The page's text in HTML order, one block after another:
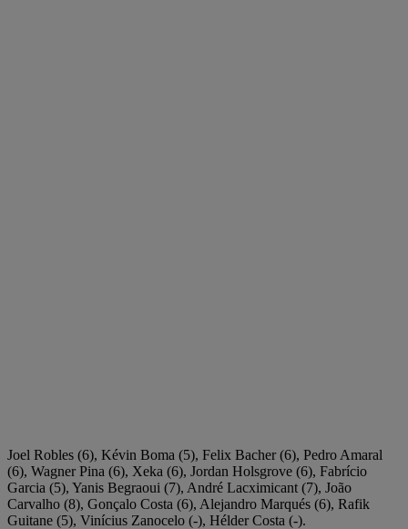
Joel Robles (6), Kévin Boma (5), Felix Bacher (6), Pedro Amaral
(6), Wagner Pina (6), Xeka (6), Jordan Holsgrove (6), Fabrício
Garcia (5), Yanis Begraoui (7), André Lacximicant (7), João
Carvalho (8), Gonçalo Costa (6), Alejandro Marqués (6), Rafik
Guitane (5), Vinícius Zanocelo (-), Hélder Costa (-).